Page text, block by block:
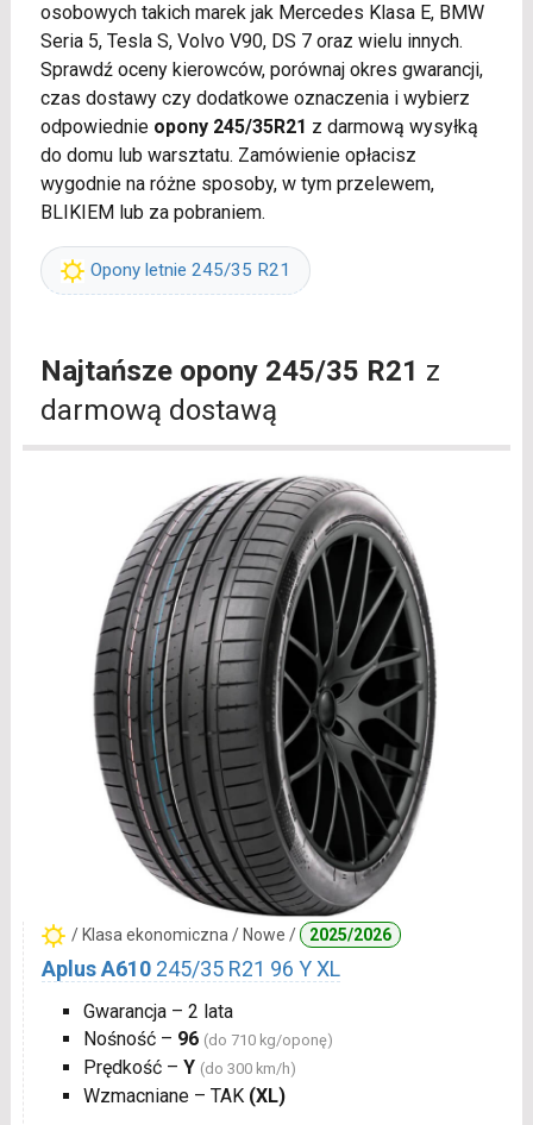
osobowych takich marek jak Mercedes Klasa E, BMW
Seria 5, Tesla S, Volvo V90, DS 7 oraz wielu innych.
Sprawdź oceny kierowców, porównaj okres gwarancji,
czas dostawy czy dodatkowe oznaczenia i wybierz
odpowiednie opony 245/35R21 z darmową wysyłką
do domu lub warsztatu. Zamówienie opłacisz
wygodnie na różne sposoby, w tym przelewem,
BLIKIEM lub za pobraniem.
Opony letnie 245/35 R21
Najtańsze opony 245/35 R21 z
darmową dostawą
/ Klasa ekonomiczna / Nowe / 2025/2026
Aplus A610 245/35 R21 96 Y XL
Gwarancja – 2 lata
Nośność – 96 (do 710 kg/oponę)
Prędkość – Y (do 300 km/h)
Wzmacniane – TAK (XL)